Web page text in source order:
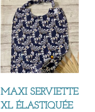
MAXI SERVIETTE
XL ÉLASTIQUÉE